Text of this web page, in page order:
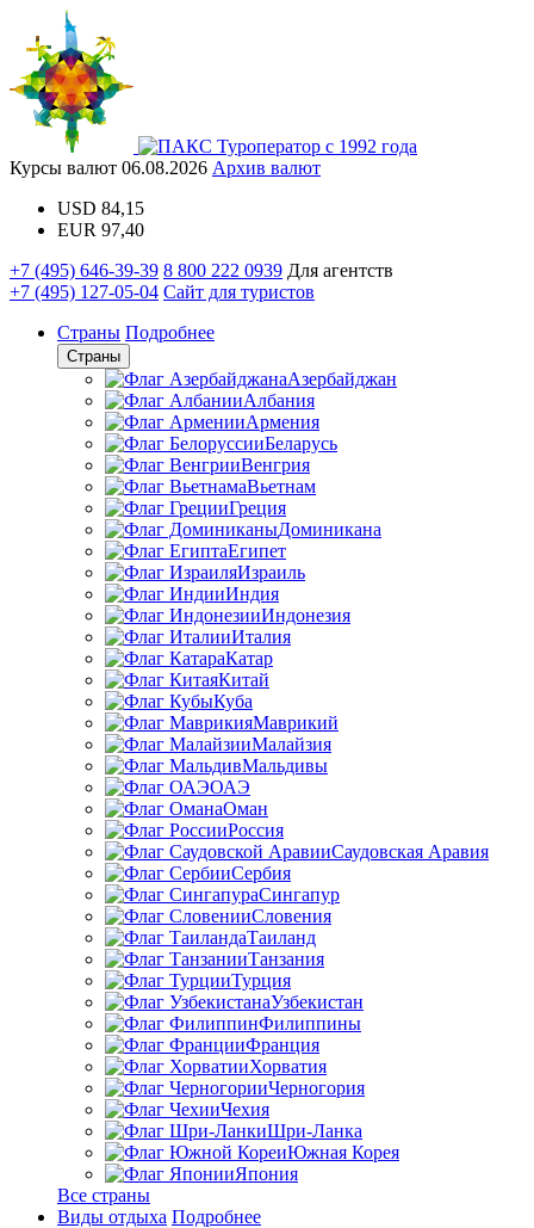
Туроператор с 1992 года
Курсы валют 06.08.2026 Архив валют
USD 84,15
EUR 97,40
+7 (495) 646-39-39 8 800 222 0939 Для агентств
+7 (495) 127-05-04 Сайт для туристов
Страны Подробнее
Страны
Азербайджан
Албания
Армения
Беларусь
Венгрия
Вьетнам
Греция
Доминикана
Египет
Израиль
Индия
Индонезия
Италия
Катар
Китай
Куба
Маврикий
Малайзия
Мальдивы
ОАЭ
Оман
Россия
Саудовская Аравия
Сербия
Сингапур
Словения
Таиланд
Танзания
Турция
Узбекистан
Филиппины
Франция
Хорватия
Черногория
Чехия
Шри-Ланка
Южная Корея
Япония
Все страны
Виды отдыха Подробнее